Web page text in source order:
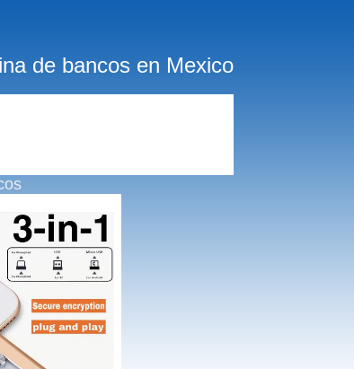
de bancos en Mexico